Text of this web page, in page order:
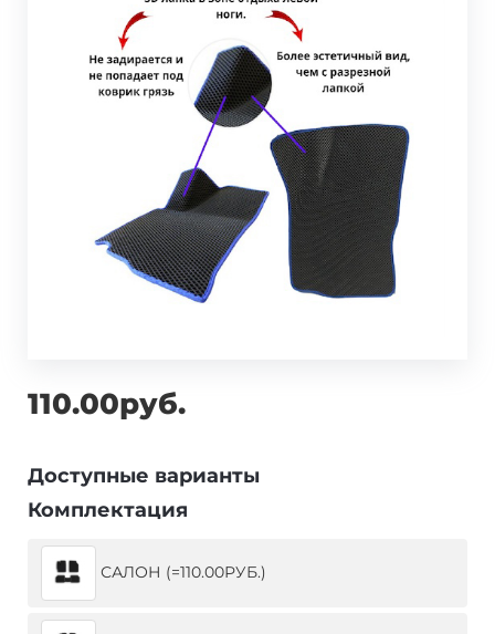
110.00руб.
Доступные варианты
Комплектация
САЛОН (=110.00РУБ.)